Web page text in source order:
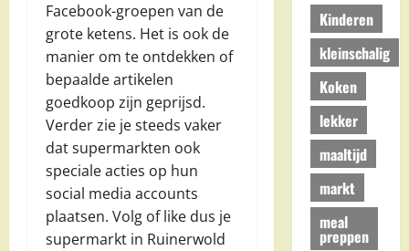
Facebook-groepen van de
grote ketens. Het is ook de
manier om te ontdekken of
bepaalde artikelen
goedkoop zijn geprijsd.
Verder zie je steeds vaker
dat supermarkten ook
speciale acties op hun
social media accounts
plaatsen. Volg of like dus je
supermarkt in Ruinerwold
Kinderen
kleinschalig
Koken
lekker
maaltijd
markt
meal
preppen